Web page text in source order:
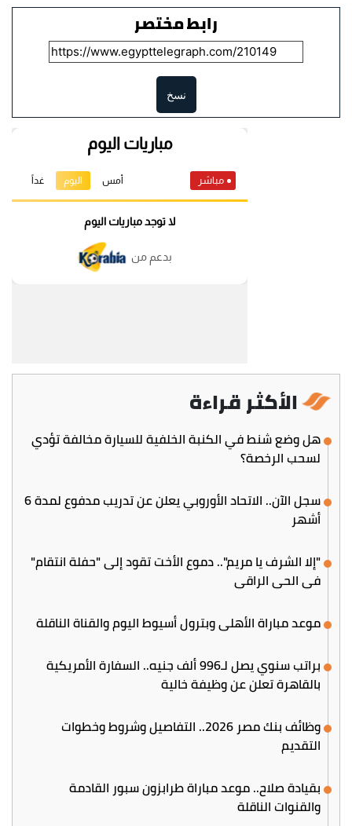
رابط مختصر
نسخ
الأكثر قراءة
هل وضع شنط في الكنبة الخلفية للسيارة مخالفة تؤدي
لسحب الرخصة؟
سجل الآن.. الاتحاد الأوروبي يعلن عن تدريب مدفوع لمدة 6
أشهر
"إلا الشرف يا مريم".. دموع الأخت تقود إلى "حفلة انتقام"
في الحي الراقي
موعد مباراة الأهلي وبترول أسيوط اليوم والقناة الناقلة
براتب سنوي يصل لـ996 ألف جنيه.. السفارة الأمريكية
بالقاهرة تعلن عن وظيفة خالية
وظائف بنك مصر 2026.. التفاصيل وشروط وخطوات
التقديم
بقيادة صلاح.. موعد مباراة طرابزون سبور القادمة
والقنوات الناقلة